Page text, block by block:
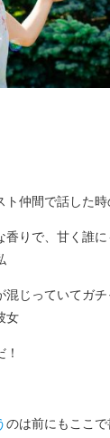
ト仲間で話した時
香りで、甘く誰
混じっていてガ
女
のは前にもここ